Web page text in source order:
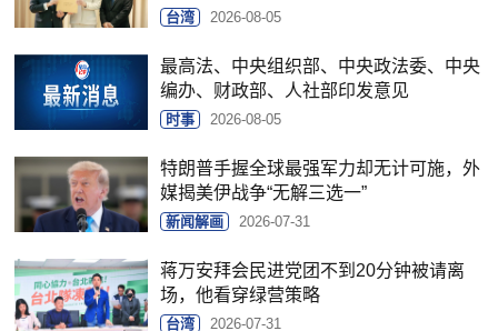
台湾 2026-08-05
最高法、中央组织部、中央政法委、中央
编办、财政部、人社部印发意见
时事 2026-08-05
特朗普手握全球最强军力却无计可施，外
媒揭美伊战争“无解三选一”
新闻解画 2026-07-31
蒋万安拜会民进党团不到20分钟被请离
场，他看穿绿营策略
台湾 2026-07-31